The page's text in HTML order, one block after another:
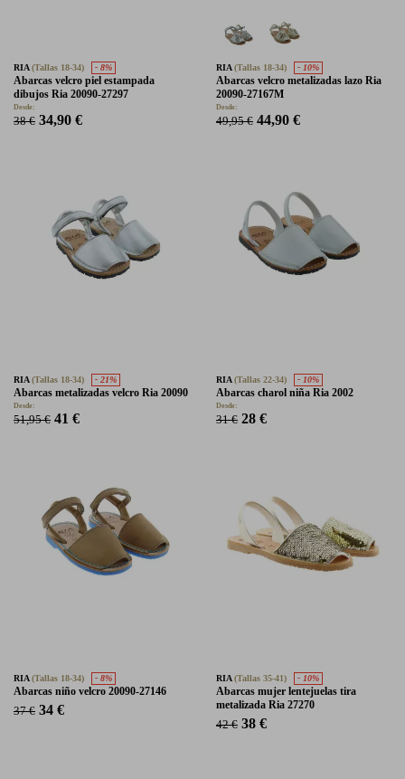
RIA(Tallas 18-34) - 8%
Abarcas velcro piel estampada
dibujos Ria 20090-27297
Desde:
38 € 34,90 €
RIA(Tallas 18-34) - 10%
Abarcas velcro metalizadas lazo Ria
20090-27167M
Desde:
49,95 € 44,90 €
RIA(Tallas 18-34) - 21%
Abarcas metalizadas velcro Ria 20090
Desde:
51,95 € 41 €
RIA(Tallas 22-34) - 10%
Abarcas charol niña Ria 2002
Desde:
31 € 28 €
RIA(Tallas 18-34) - 8%
Abarcas niño velcro 20090-27146
37 € 34 €
RIA(Tallas 35-41) - 10%
Abarcas mujer lentejuelas tira
metalizada Ria 27270
42 € 38 €